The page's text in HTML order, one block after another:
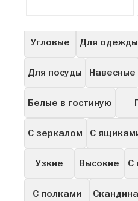
Угловые Для одежды
Для посуды Навесные
Белые в гостиную
С зеркалом С
Узкие Высокие С
С полками